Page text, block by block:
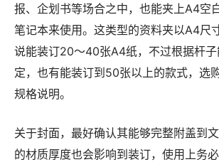
报、企划书等场合之中，也能夹上A4空
笔记本来使用。这类型的资料夹以A4尺
说能装订20～40张A4纸，不过根据杆
定，也有能装订到50张以上的款式，选
规格说明。
关于封面，最好确认其能够完整附盖到
的材质厚度也会影响到装订，使用上务